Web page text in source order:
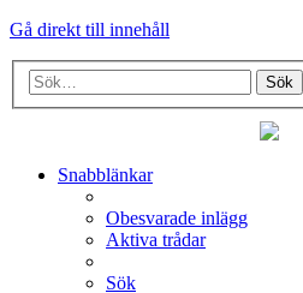
Gå direkt till innehåll
Sök
Snabblänkar
Obesvarade inlägg
Aktiva trådar
Sök